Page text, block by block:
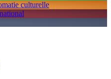
culturelle